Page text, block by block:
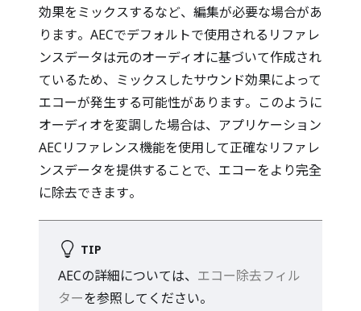
効果をミックスするなど、編集が必要な場合があ
ります。AECでデフォルトで使用されるリファレ
ンスデータは元のオーディオに基づいて作成され
ているため、ミックスしたサウンド効果によって
エコーが発生する可能性があります。このように
オーディオを変調した場合は、アプリケーション
AECリファレンス機能を使用して正確なリファレ
ンスデータを提供することで、エコーをより完全
に除去できます。
TIP
AECの詳細については、 エコー除去フィル
ターを参照してください。